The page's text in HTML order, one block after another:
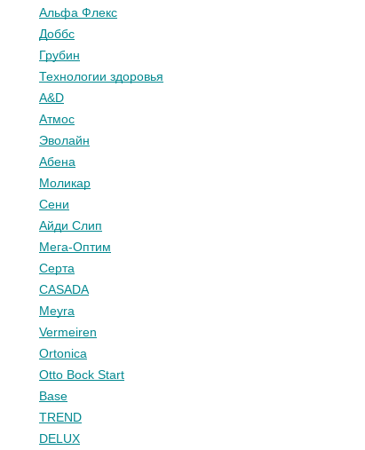
Альфа Флекс
Доббс
Грубин
Технологии здоровья
A&D
Атмос
Эволайн
Абена
Моликар
Сени
Айди Слип
Мега-Оптим
Серта
CASADA
Meyra
Vermeiren
Ortonica
Otto Bock Start
Base
TREND
DELUX